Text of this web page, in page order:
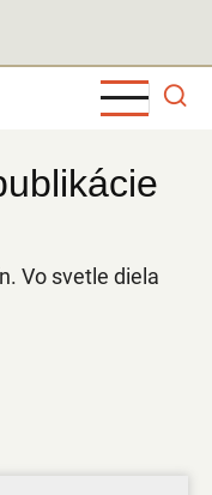
Vo svetle diela